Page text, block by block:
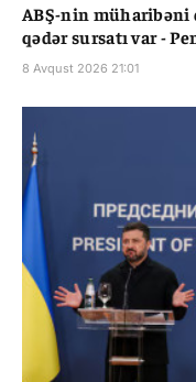
ABŞ-nin
qədər sursatı var -
8 Avqust 2026 21:01